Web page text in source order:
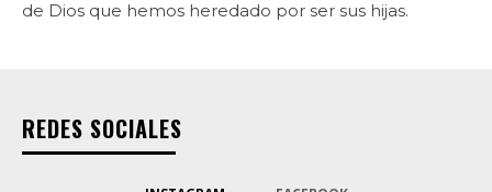
de Dios que hemos heredado por ser sus hijas.
REDES SOCIALES